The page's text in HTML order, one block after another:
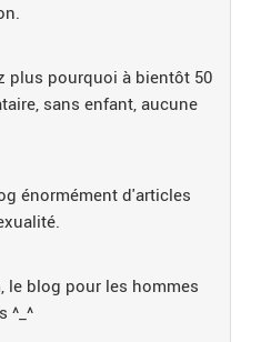
plus pourquoi à bientôt 50
sans enfant, aucune
énormément d'articles
le blog pour les hommes
^_^